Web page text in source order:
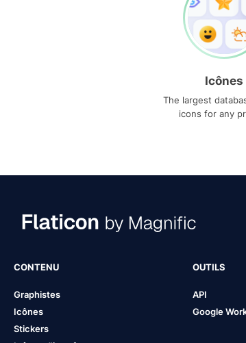
Icônes
The largest
icons for any
CONTENU
Graphistes
Icônes
Stickers
OUTILS
API
Google